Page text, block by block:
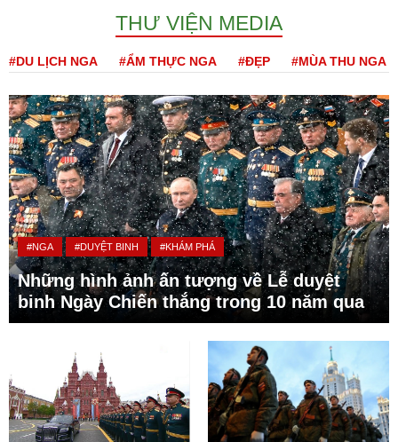
THƯ VIỆN MEDIA
#DU LỊCH NGA #ẨM THỰC NGA #ĐẸP #MÙA THU NGA
#NGA #DUYỆT BINH #KHÁM PHÁ
Những hình ảnh ấn tượng về Lễ duyệt
binh Ngày Chiến thắng trong 10 năm qua